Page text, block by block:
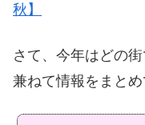
秋】
さて、今年はどの
兼ねて情報をまとめ